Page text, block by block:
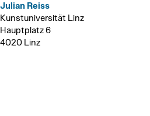
Julian Reiss
Kunstuniversität Linz
Hauptplatz 6
4020 Linz